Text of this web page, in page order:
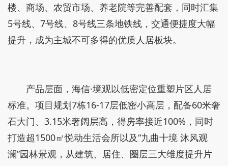
楼、商场、农贸市场、养老院等完善配套，同时汇集
5号线、7号线、8号线三条地铁线，交通便捷度大幅
提升，成为主城不可多得的优质人居板块。
产品层面，海信·境观以低密定位重塑片区人居
标准。项目规划7栋16-17层低密小高层，配备60米奢
石大门、3.15米奢阔层高，得房率接近100%，同时
打造超1500㎡悦动生活会所以及“九曲十境 沐风观
澜”园林景观，从建筑、居住、圈层三大维度提升片